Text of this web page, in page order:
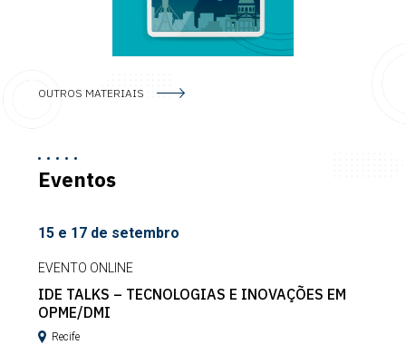
OUTROS MATERIAIS
Eventos
15 e 17 de setembro
EVENTO ONLINE
IDE TALKS – TECNOLOGIAS E INOVAÇÕES EM
OPME/DMI
Recife